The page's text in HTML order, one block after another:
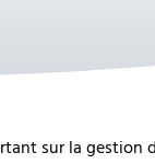
sur la